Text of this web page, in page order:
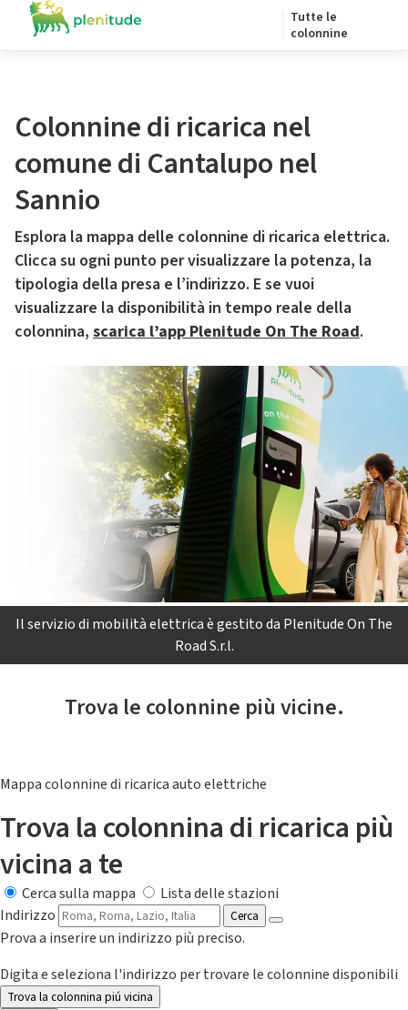
Tutte le
colonnine
Colonnine di ricarica nel
comune di Cantalupo nel
Sannio
Esplora la mappa delle colonnine di ricarica elettrica.
Clicca su ogni punto per visualizzare la potenza, la
tipologia della presa e l’indirizzo. E se vuoi
visualizzare la disponibilità in tempo reale della
colonnina, scarica l’app Plenitude On The Road.
Il servizio di mobilità elettrica è gestito da Plenitude On The
Road S.r.l.
Trova le colonnine più vicine.
Mappa colonnine di ricarica auto elettriche
Trova la colonnina di ricarica più
vicina a te
Cerca sulla mappa
Lista delle stazioni
Indirizzo
Cerca
Prova a inserire un indirizzo più preciso.
Digita e seleziona l'indirizzo per trovare le colonnine disponibili
Trova la colonnina piú vicina